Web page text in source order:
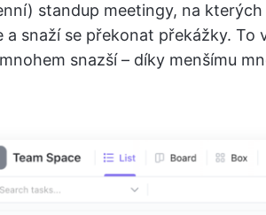
standup meetingy, na kterých
snaží se překonat překážky. To
snazší – díky menšímu